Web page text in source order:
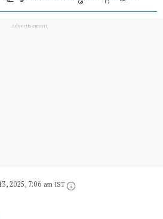
2025, 7:06 am IST